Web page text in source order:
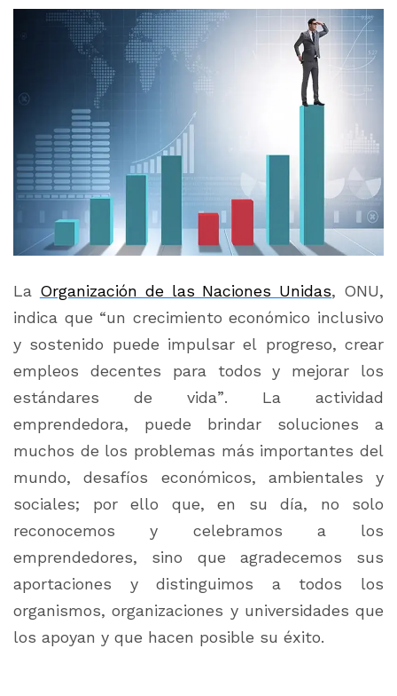
La Organización de las Naciones Unidas, ONU,
indica que “un crecimiento económico inclusivo
y sostenido puede impulsar el progreso, crear
empleos decentes para todos y mejorar los
estándares de vida”. La actividad
emprendedora, puede brindar soluciones a
muchos de los problemas más importantes del
mundo, desafíos económicos, ambientales y
sociales; por ello que, en su día, no solo
reconocemos y celebramos a los
emprendedores, sino que agradecemos sus
aportaciones y distinguimos a todos los
organismos, organizaciones y universidades que
los apoyan y que hacen posible su éxito.